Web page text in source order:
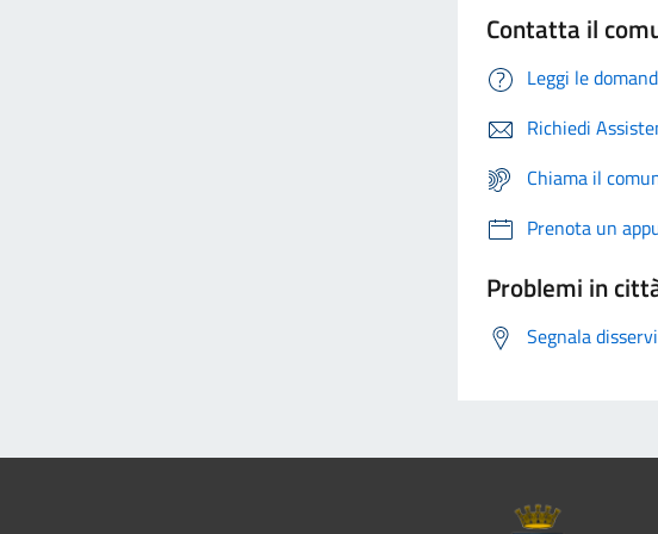
Contatta il
Leggi le
Richiedi
Chiama il
Prenota un
Problemi in
Segnala